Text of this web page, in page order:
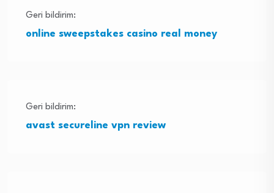
Geri bildirim:
online sweepstakes casino real money
Geri bildirim:
avast secureline vpn review